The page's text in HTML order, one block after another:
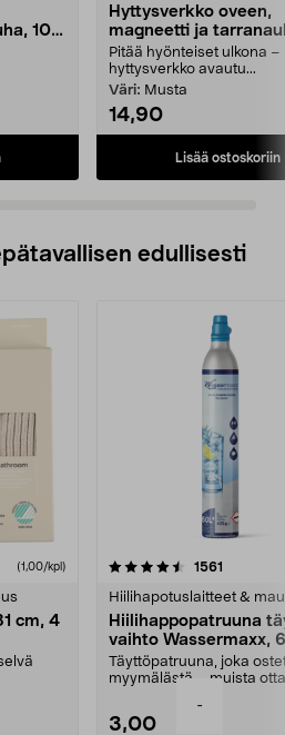
-
100
Hyttysverkko oveen,
magneetti ja
x 220 cm
Pitää hyönteiset ulkona –
hyttysverkko avautu...
Väri: Musta
14,90
Lisää ostoskoriin
edullisesti
(1,00/kpl)
cm, 4
1561
Hiilihapotuslaitteet &
Hiilihappopatruuna
vaihto Wassermaxx,
Täyttöpatruuna, joka
myymälästä – muista
3,00
4.5viidestä